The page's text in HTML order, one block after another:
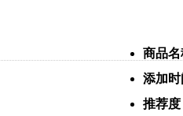
商品名
添加时
推荐度